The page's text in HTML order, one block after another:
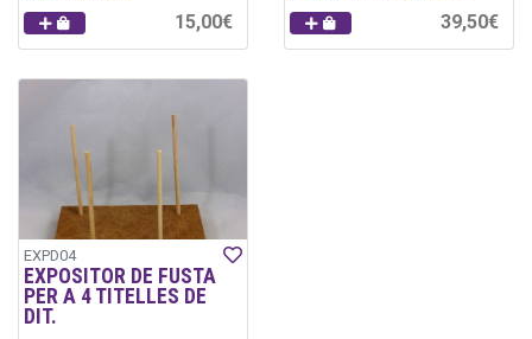
15,00€ 39,50€
EXPD04
EXPOSITOR DE FUSTA
PER A 4 TITELLES DE
DIT.